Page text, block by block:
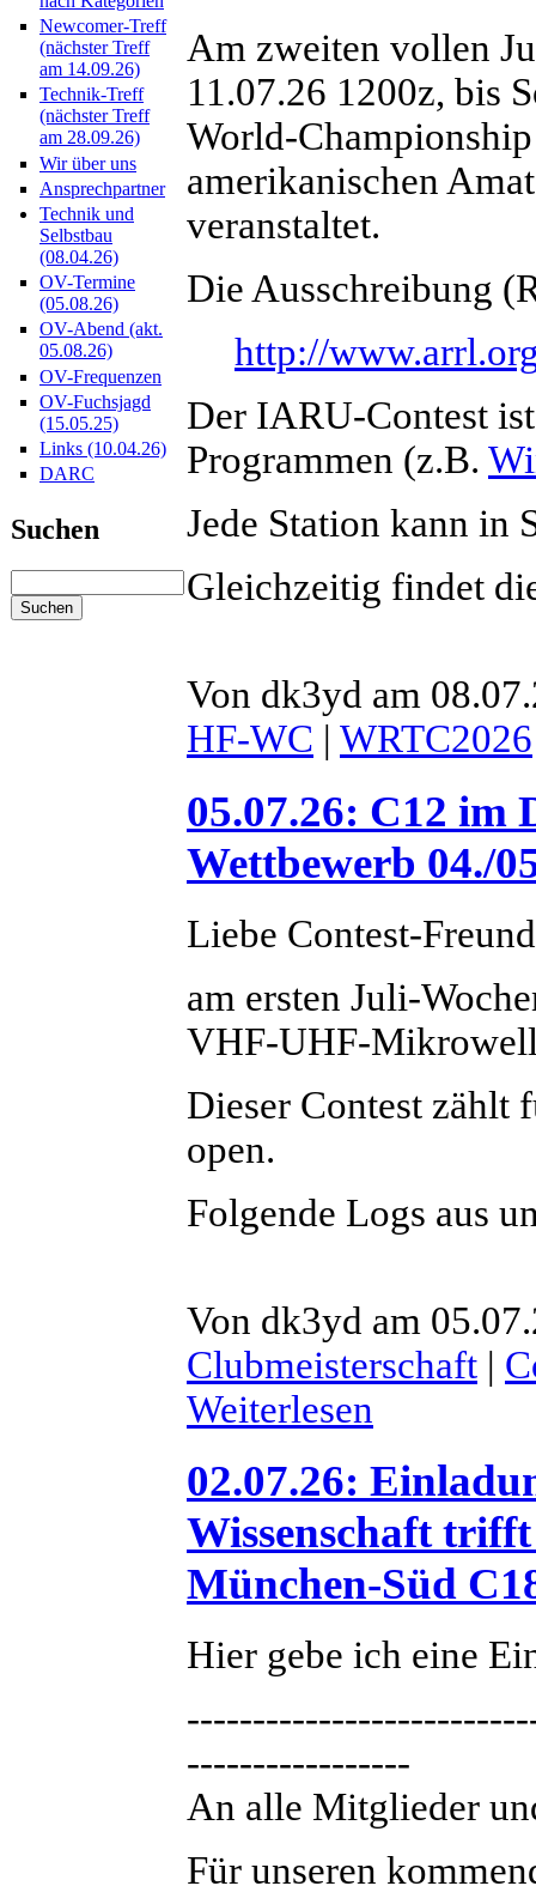
Newcomer-Treff
(nächster Treff
am 14.09.26)
Technik-Treff
(nächster Treff
am 28.09.26)
Wir über uns
Ansprechpartner
Technik und
Selbstbau
(08.04.26)
OV-Termine
(05.08.26)
OV-Abend (akt.
05.08.26)
OV-Frequenzen
OV-Fuchsjagd
(15.05.25)
Links (10.04.26)
DARC
Suchen
Am zweiten vollen
11.07.26 1200z, bis
World-
amerikanischen
veranstaltet.
Die Ausschreibung
http://
Der IARU-Contest
Programmen (z.B.
Jede Station kann in
Gleichzeitig findet
Von dk3yd am
HF-WC | WRTC2026
05.07.26: C12
Wettbewerb 04./
Liebe Contest-
am ersten Juli-
VHF-UHF-
Dieser Contest zählt
open.
Folgende Logs aus
Von dk3yd am
Clubmeisterschaft |
Weiterlesen
02.07.26:
Wissenschaft
München-Süd
Hier gebe ich eine
-----------------
An alle Mitglieder
Für unseren